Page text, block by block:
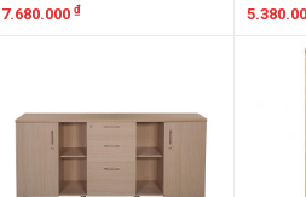
7.680.000 ₫
Xem